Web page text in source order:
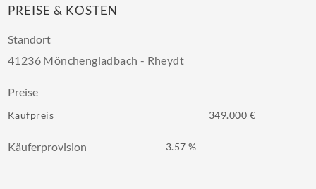
PREISE & KOSTEN
Standort
41236 Mönchengladbach - Rheydt
Preise
Kaufpreis 349.000 €
Käuferprovision 3.57 %